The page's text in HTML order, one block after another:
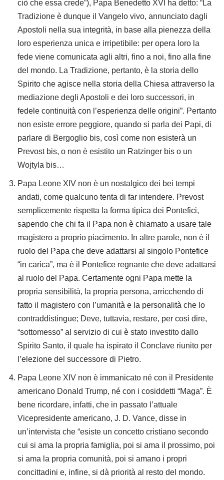
ciò che essa crede”), Papa Benedetto XVI ha detto: “La
Tradizione è dunque il Vangelo vivo, annunciato dagli
Apostoli nella sua integrità, in base alla pienezza della
loro esperienza unica e irripetibile: per opera loro la
fede viene comunicata agli altri, fino a noi, fino alla fine
del mondo. La Tradizione, pertanto, è la storia dello
Spirito che agisce nella storia della Chiesa attraverso la
mediazione degli Apostoli e dei loro successori, in
fedele continuità con l’esperienza delle origini”. Pertanto
non esiste errore peggiore, quando si parla dei Papi, di
parlare di Bergoglio bis, così come non esisterà un
Prevost bis, o non è esistito un Ratzinger bis o un
Wojtyla bis…
Papa Leone XIV non è un nostalgico dei bei tempi
andati, come qualcuno tenta di far intendere. Prevost
semplicemente rispetta la forma tipica dei Pontefici,
sapendo che chi fa il Papa non è chiamato a usare tale
magistero a proprio piacimento. In altre parole, non è il
ruolo del Papa che deve adattarsi al singolo Pontefice
“in carica”, ma è il Pontefice regnante che deve adattarsi
al ruolo del Papa. Certamente ogni Papa mette la
propria sensibilità, la propria persona, arricchendo di
fatto il magistero con l’umanità e la personalità che lo
contraddistingue; Deve, tuttavia, restare, per così dire,
“sottomesso” al servizio di cui è stato investito dallo
Spirito Santo, il quale ha ispirato il Conclave riunito per
l’elezione del successore di Pietro.
Papa Leone XIV non è immanicato né con il Presidente
americano Donald Trump, né con i cosiddetti “Maga”. È
bene ricordare, infatti, che in passato l’attuale
Vicepresidente americano, J. D. Vance, disse in
un’intervista che “esiste un concetto cristiano secondo
cui si ama la propria famiglia, poi si ama il prossimo, poi
si ama la propria comunità, poi si amano i propri
concittadini e, infine, si dà priorità al resto del mondo.